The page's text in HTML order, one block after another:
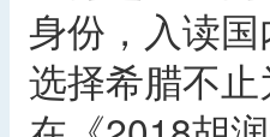
身份，入读
选择希腊不